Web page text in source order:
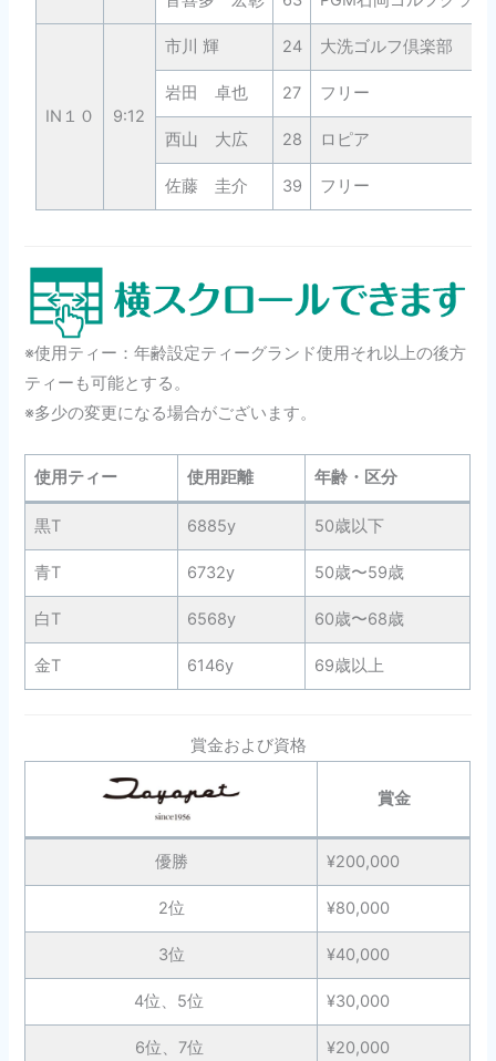
IN１０ 9:12
市川 輝 24 大洗ゴルフ倶楽部
岩田 卓也 27 フリー
西山 大広 28 ロピア
佐藤 圭介 39 フリー
※使用ティー：年齢設定ティーグランド使用それ以上の後方
ティーも可能とする。
※多少の変更になる場合がございます。
使用ティー 使用距離 年齢・区分
黒T 6885y 50歳以下
青T 6732y 50歳〜59歳
白T 6568y 60歳〜68歳
金T 6146y 69歳以上
賞金および資格
賞金
優勝 ¥200,000
2位 ¥80,000
3位 ¥40,000
4位、5位 ¥30,000
6位、7位 ¥20,000